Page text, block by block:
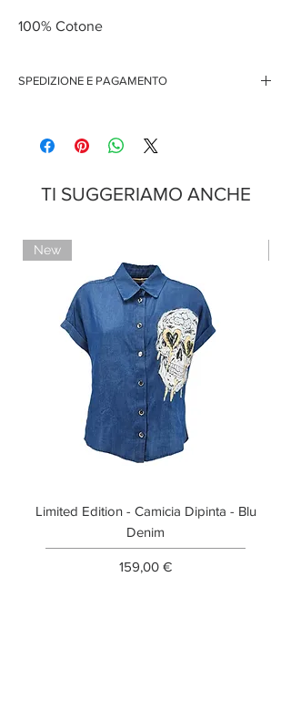
100% Cotone
SPEDIZIONE E PAGAMENTO
Pagamento con PayPal
TI SUGGERIAMO ANCHE
New
Limited Edition - Camicia Dipinta - Blu
Denim
Prezzo
159,00 €